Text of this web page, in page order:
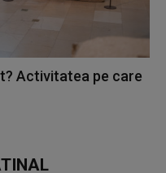
Activitatea pe care